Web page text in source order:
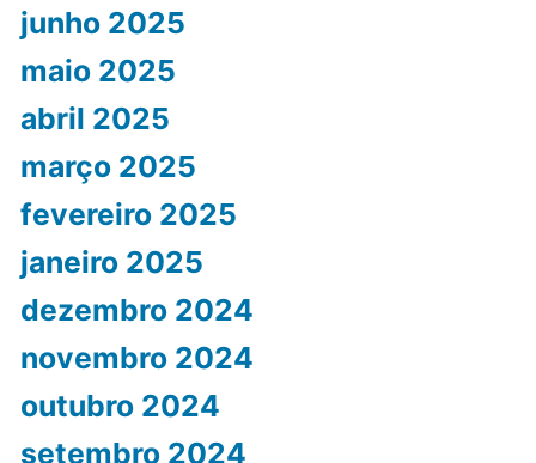
junho 2025
maio 2025
abril 2025
março 2025
fevereiro 2025
janeiro 2025
dezembro 2024
novembro 2024
outubro 2024
setembro 2024